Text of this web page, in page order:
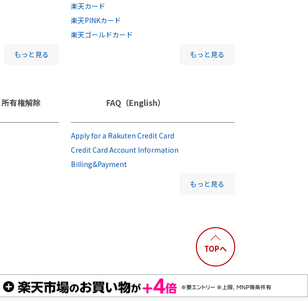
もっと見る
楽天カード
楽天PINKカード
楽天ゴールドカード
もっと見る
有権解除 FAQ（English）
Apply for a Rakuten Credit Card
Credit Card Account Information
Billing&Payment
もっと見る
TOPへ